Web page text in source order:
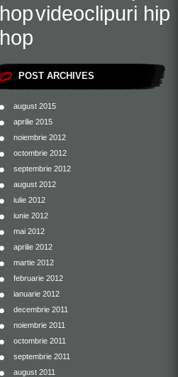
hopvideoclipuri hip
hop
POST ARCHIVES
august 2015
aprilie 2015
noiembrie 2012
octombrie 2012
septembrie 2012
august 2012
iulie 2012
iunie 2012
mai 2012
aprilie 2012
martie 2012
februarie 2012
ianuarie 2012
decembrie 2011
noiembrie 2011
octombrie 2011
septembrie 2011
august 2011